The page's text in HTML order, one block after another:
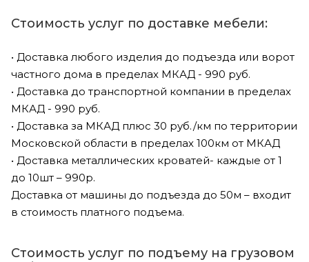
Стоимость услуг по доставке мебели:
• Доставка любого изделия до подъезда или ворот
частного дома в пределах МКАД - 990 руб.
• Доставка до транспортной компании в пределах
МКАД - 990 руб.
• Доставка за МКАД плюс 30 руб./км по территории
Московской области в пределах 100км от МКАД
• Доставка металлических кроватей- каждые от 1
до 10шт – 990р.
Доставка от машины до подъезда до 50м – входит
в стоимость платного подъема.
Стоимость услуг по подъему на грузовом